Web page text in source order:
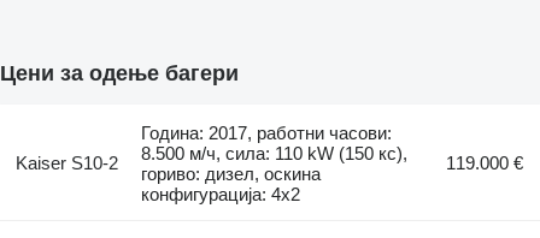
Цени за одење багери
Kaiser S10-2
Година: 2017, работни часови:
8.500 м/ч, сила: 110 kW (150 кс),
гориво: дизел, оскина
конфигурација: 4x2
119.000 €